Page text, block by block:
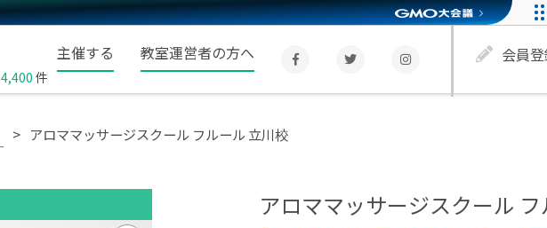
4,400 件
主催する 教室運営者の方へ 会員
アロママッサージスクール フルール 立川校
アロママッサージスクール